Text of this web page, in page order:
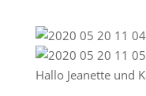
Hallo Jeanette und